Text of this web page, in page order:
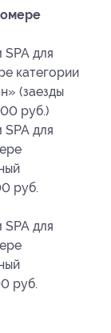
для
категории
(заезды
руб.)
для
руб.
для
руб.